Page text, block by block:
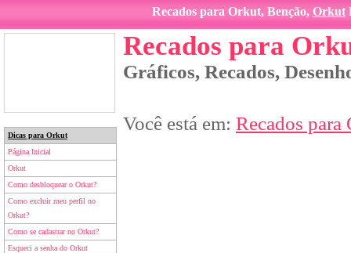
Recados para Orkut, Benção, Orkut
Dicas para Orkut
Página Inicial
Orkut
Como desbloquear o Orkut?
Como excluir meu perfil no
Orkut?
Como se cadastrar no Orkut?
Esqueci a senha do Orkut
Recados para
Gráficos, Recados,
Você está em: Recados para